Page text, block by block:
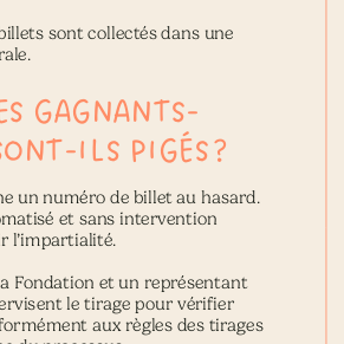
sont collectés dans une
GAGNANTS-
ILS PIGÉS ?
un numéro de billet au hasard.
et sans intervention
Fondation et un représentant
le tirage pour vérifier
aux règles des tirages